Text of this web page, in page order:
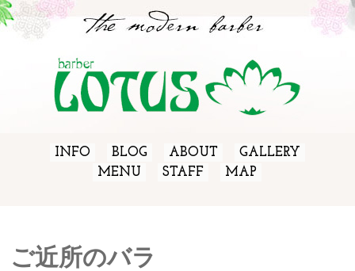
INFO BLOG ABOUT
GALLERY
MENU
STAFF MAP
ご近所のバラ